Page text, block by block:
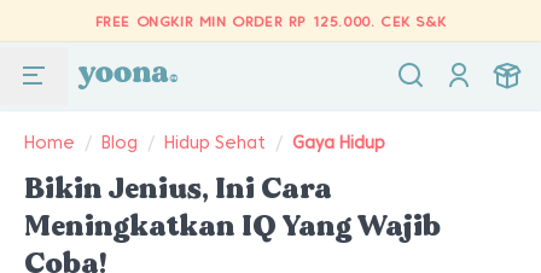
FREE ONGKIR MIN ORDER RP 125.000. CEK S&K
Home / Blog / Hidup Sehat / Gaya Hidup
Bikin Jenius, Ini Cara
Meningkatkan IQ Yang Wajib
Coba!